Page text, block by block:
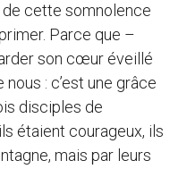
cette somnolence
Parce que –
son cœur éveillé
: c’est une grâce
disciples de
étaient courageux, ils
mais par leurs